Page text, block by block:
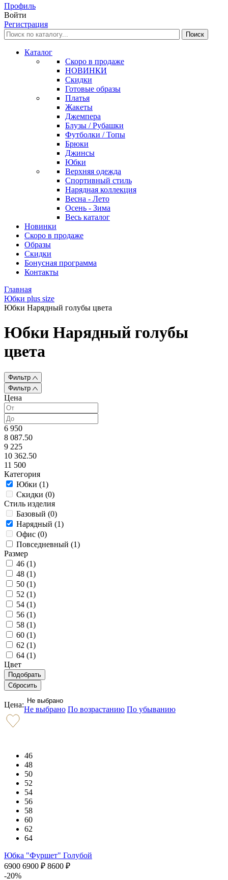
Профиль
Войти
Регистрация
Каталог
Скоро в продаже
НОВИНКИ
Скидки
Готовые образы
Платья
Жакеты
Джемпера
Блузы / Рубашки
Футболки / Топы
Брюки
Джинсы
Юбки
Верхняя одежда
Спортивный стиль
Нарядная коллекция
Весна - Лето
Осень - Зима
Весь каталог
Новинки
Скоро в продаже
Образы
Скидки
Бонусная программа
Контакты
Главная
Юбки plus size
Юбки Нарядный голубы цвета
Юбки Нарядный голубы
цвета
Фильтр
Фильтр
Цена
6 950
8 087.50
9 225
10 362.50
11 500
Категория
Юбки (1)
Скидки (0)
Стиль изделия
Базовый (0)
Нарядный (1)
Офис (0)
Повседневный (1)
Размер
46 (1)
48 (1)
50 (1)
52 (1)
54 (1)
56 (1)
58 (1)
60 (1)
62 (1)
64 (1)
Цвет
Цена: Не выбрано
Не выбрано По возрастанию По убыванию
46
48
50
52
54
56
58
60
62
64
Юбка "Фуршет" Голубой
6900 6900 ₽ 8600 ₽
-20%